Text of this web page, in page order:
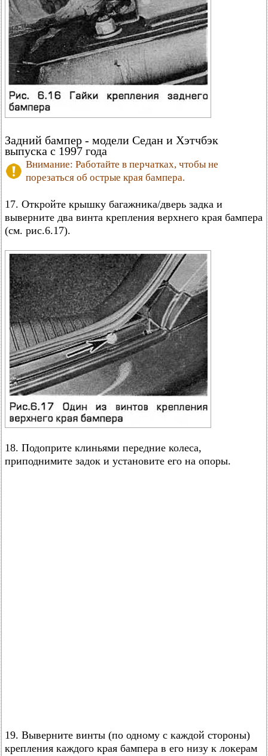
Задний бампер - модели Седан и Хэтчбэк
выпуска с 1997 года
Внимание: Работайте в перчатках, чтобы не
порезаться об острые края бампера.
17. Откройте крышку багажника/дверь задка и
выверните два винта крепления верхнего края бампера
(см. рис.6.17).
18. Подоприте клиньями передние колеса,
приподнимите задок и установите его на опоры.
19. Выверните винты (по одному с каждой стороны)
крепления каждого края бампера в его низу к локерам